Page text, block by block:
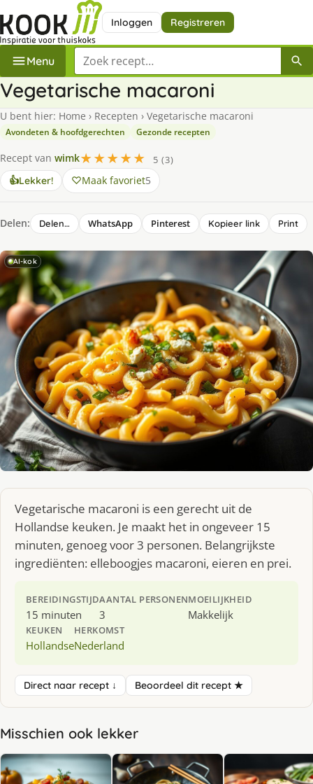
Inloggen Registreren
Menu Zoek een recept
Vegetarische macaroni
U bent hier: Home › Recepten › Vegetarische macaroni
Avondeten & hoofdgerechten Gezonde recepten
Recept van wimk★★★★★
5 (3)
👍Lekker! Maak favoriet5
Delen: Delen… WhatsApp Pinterest Kopieer link Print
AI-kok
Vegetarische macaroni is een gerecht uit de
Hollandse keuken. Je maakt het in ongeveer 15
minuten, genoeg voor 3 personen. Belangrijkste
ingrediënten: elleboogjes macaroni, eieren en prei.
BEREIDINGSTIJD
15 minuten
AANTAL PERSONEN
3
MOEILIJKHEID
Makkelijk
KEUKEN
Hollandse
HERKOMST
Nederland
Direct naar recept ↓ Beoordeel dit recept ★
Misschien ook lekker